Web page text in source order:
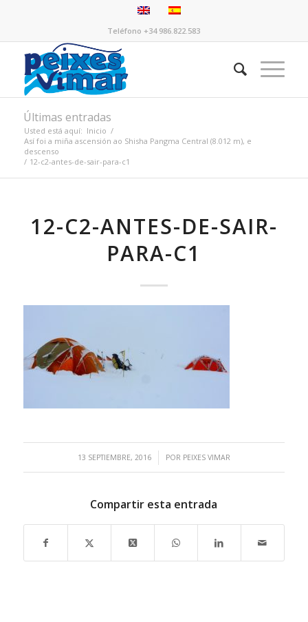
Teléfono +34 986.822.583
Últimas entradas
Usted está aquí: Inicio /
Así foi a miña ascensión ao Shisha Pangma Central (8.012 m), e
descenso
/ 12-c2-antes-de-sair-para-c1
12-C2-ANTES-DE-SAIR-
PARA-C1
13 SEPTIEMBRE, 2016
/ POR PEIXES VIMAR
Compartir esta entrada